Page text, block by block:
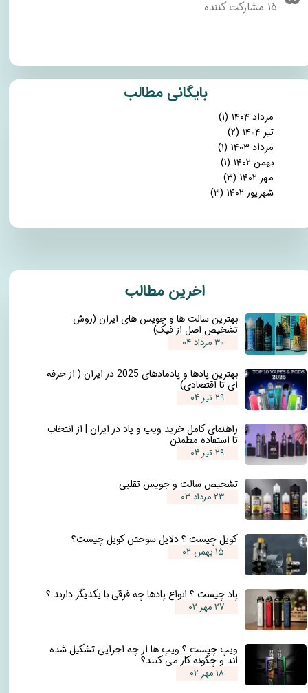
۱۵ مشارکت کننده
مرداد ۱۴۰۴
(۱)
تیر ۱۴۰۴
(۲)
مرداد ۱۴۰۳
(۱)
بهمن ۱۴۰۲
(۱)
مهر ۱۴۰۲
(۳)
شهریور ۱۴۰۲
(۳)
​بایگانی مطالب
​اخرین مطالب
بهترین سالت ها و جویس های ایران (روش
تشخیص اصل از فیک)
۳۰ مرداد ۰۴
بهترین پادها و پادمادهای 2025 در ایران ( از حرفه
ای تا اقتصادی)
۲۹ تیر ۰۴
راهنمای کامل خرید ویپ و پاد در ایران | از انتخاب
تا استفاده مطمئن
۲۹ تیر ۰۴
تشخیص سالت و جویس تقلبی
۲۳ مرداد ۰۳
کویل چیست ؟ دلایل سوختن کویل چیست؟
۱۵ بهمن ۰۲
پاد چیست ؟ انواع پادها چه فرقی با یکدیگر دارند ؟
۲۷ مهر ۰۲
ویپ چیست ؟ ویپ ها از چه اجزایی تشکیل شده
اند و چگونه کار می کنند؟
۱۸ مهر ۰۲